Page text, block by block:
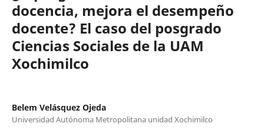
docencia, mejora el desempeño
docente? El caso del posgrado
Ciencias Sociales de la UAM
Xochimilco
Belem Velásquez Ojeda
Universidad Autónoma Metropolitana unidad Xochimilco